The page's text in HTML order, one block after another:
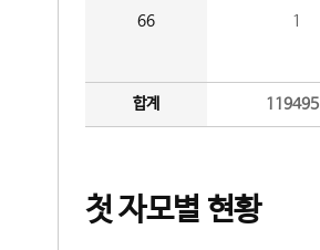
66 1
합계
첫 자모별 현황